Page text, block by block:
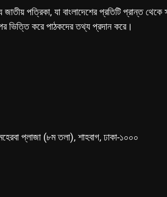
পত্রিকা, যা বাংলাদেশের প্রতিটি প্রান্ত
ভিত্তি করে পাঠকদের তথ্য প্রদান করে।
প্লাজা (৮ম তলা), শাহবাগ, ঢাকা-১০০০